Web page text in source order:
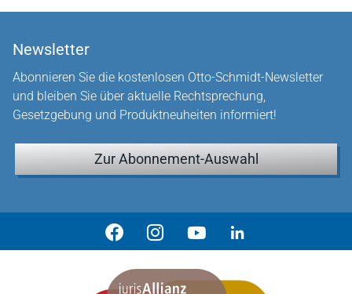
Newsletter
Abonnieren Sie die kostenlosen Otto-Schmidt-Newsletter
und bleiben Sie über aktuelle Rechtsprechung,
Gesetzgebung und Produktneuheiten informiert!
Zur Abonnement-Auswahl